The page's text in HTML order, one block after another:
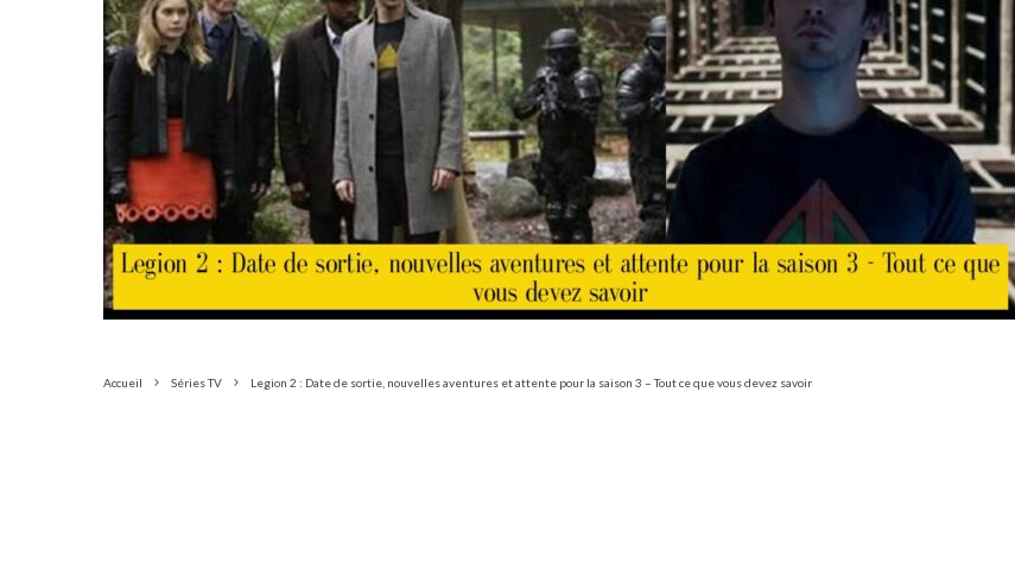
Accueil Séries TV Legion 2 : Date de sortie, nouvelles aventures et attente pour la saison 3 – Tout ce que vous devez savoir